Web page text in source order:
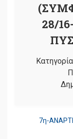
28/
7η-